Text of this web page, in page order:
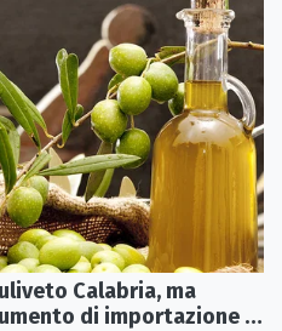
Calabria, ma
di importazione di